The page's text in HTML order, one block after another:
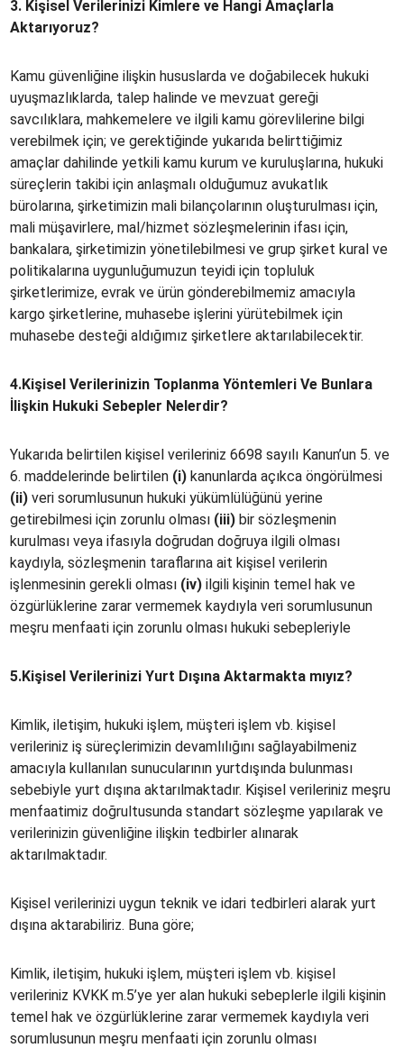
3. Kişisel Verilerinizi Kimlere ve Hangi Amaçlarla
Aktarıyoruz?
Kamu güvenliğine ilişkin hususlarda ve doğabilecek hukuki
uyuşmazlıklarda, talep halinde ve mevzuat gereği
savcılıklara, mahkemelere ve ilgili kamu görevlilerine bilgi
verebilmek için; ve gerektiğinde yukarıda belirttiğimiz
amaçlar dahilinde yetkili kamu kurum ve kuruluşlarına, hukuki
süreçlerin takibi için anlaşmalı olduğumuz avukatlık
bürolarına, şirketimizin mali bilançolarının oluşturulması için,
mali müşavirlere, mal/hizmet sözleşmelerinin ifası için,
bankalara, şirketimizin yönetilebilmesi ve grup şirket kural ve
politikalarına uygunluğumuzun teyidi için topluluk
şirketlerimize, evrak ve ürün gönderebilmemiz amacıyla
kargo şirketlerine, muhasebe işlerini yürütebilmek için
muhasebe desteği aldığımız şirketlere aktarılabilecektir.
4.Kişisel Verilerinizin Toplanma Yöntemleri Ve Bunlara
İlişkin Hukuki Sebepler Nelerdir?
Yukarıda belirtilen kişisel verileriniz 6698 sayılı Kanun’un 5. ve
6. maddelerinde belirtilen (i)kanunlarda açıkca öngörülmesi
(ii)veri sorumlusunun hukuki yükümlülüğünü yerine
getirebilmesi için zorunlu olması (iii)bir sözleşmenin
kurulması veya ifasıyla doğrudan doğruya ilgili olması
kaydıyla, sözleşmenin taraflarına ait kişisel verilerin
işlenmesinin gerekli olması (iv)ilgili kişinin temel hak ve
özgürlüklerine zarar vermemek kaydıyla veri sorumlusunun
meşru menfaati için zorunlu olması hukuki sebepleriyle
5.Kişisel Verilerinizi Yurt Dışına Aktarmakta mıyız?
Kimlik, iletişim, hukuki işlem, müşteri işlem vb. kişisel
verileriniz iş süreçlerimizin devamlılığını sağlayabilmeniz
amacıyla kullanılan sunucularının yurtdışında bulunması
sebebiyle yurt dışına aktarılmaktadır. Kişisel verileriniz meşru
menfaatimiz doğrultusunda standart sözleşme yapılarak ve
verilerinizin güvenliğine ilişkin tedbirler alınarak
aktarılmaktadır.
Kişisel verilerinizi uygun teknik ve idari tedbirleri alarak yurt
dışına aktarabiliriz. Buna göre;
Kimlik, iletişim, hukuki işlem, müşteri işlem vb. kişisel
verileriniz KVKK m.5’ye yer alan hukuki sebeplerle ilgili kişinin
temel hak ve özgürlüklerine zarar vermemek kaydıyla veri
sorumlusunun meşru menfaati için zorunlu olması